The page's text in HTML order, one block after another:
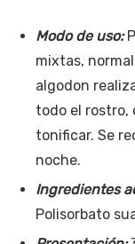
Modo de uso:
mixtas,
algodon
todo el rostro,
tonificar. Se
noche.
Ingredientes
Polisorbato